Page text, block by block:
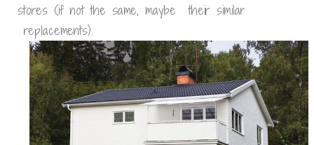
stores (if not the same, maybe their similar
replacements).